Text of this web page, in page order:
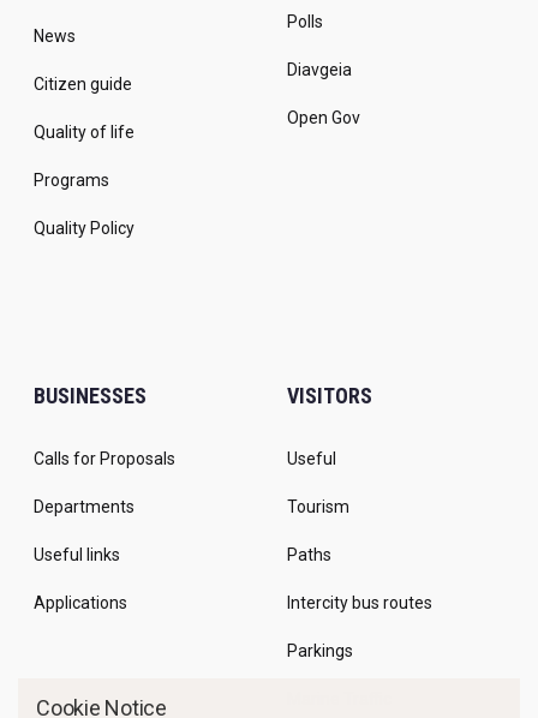
News
Citizen guide
Quality of life
Programs
Quality Policy
Polls
Diavgeia
Open Gov
BUSINESSES
Calls for Proposals
Departments
Useful links
Applications
VISITORS
Useful
Tourism
Paths
Intercity bus routes
Parkings
Cookie Notice